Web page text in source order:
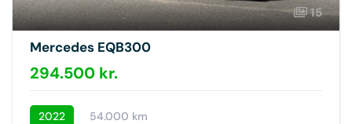
15
Mercedes EQB300
294.500 kr.
2022 54.000 km